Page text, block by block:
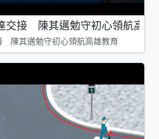
交接 陳其邁勉守初心領航高雄
陳其邁勉守初心領航高雄教育